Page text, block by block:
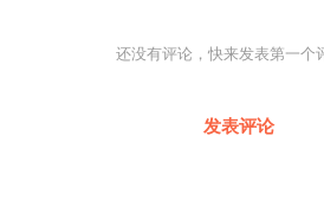
还没有评论，快来发表第一个
发表评论